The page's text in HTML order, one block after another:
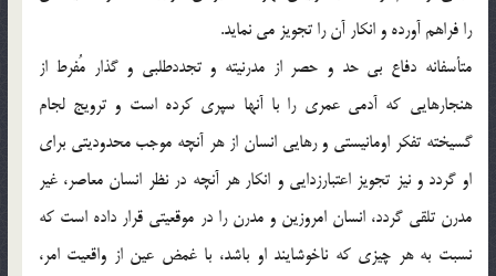
را فراهم آورده و انكار آن را تجويز مي نمايد.
متأسفانه دفاع بي حد و حصر از مدرنيته و تجددطلبي و گذار مُفرط از
هنجارهايي كه آدمي عمري را با آنها سپري كرده است و ترويج لجام
گسيخته تفكر اومانيستي و رهايي انسان از هر آنچه موجب محدوديتي براي
او گردد و نيز تجويز اعتبارزدايي و انكار هر آنچه در نظر انسان معاصر، غير
مدرن تلقي گردد، انسان امروزين و مدرن را در موقعيتي قرار داده است كه
نسبت به هر چيزي كه ناخوشايند او باشد، با غمض عين از واقعيت امر،